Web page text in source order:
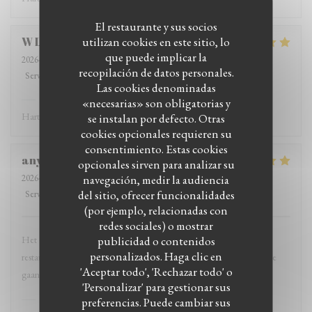
El restaurante y sus socios
utilizan cookies en este sitio, lo
que puede implicar la
recopilación de datos personales.
Las cookies denominadas
«necesarias» son obligatorias y
se instalan por defecto. Otras
cookies opcionales requieren su
consentimiento. Estas cookies
opcionales sirven para analizar su
navegación, medir la audiencia
del sitio, ofrecer funcionalidades
(por ejemplo, relacionadas con
redes sociales) o mostrar
publicidad o contenidos
personalizados. Haga clic en
'Aceptar todo', 'Rechazar todo' o
'Personalizar' para gestionar sus
preferencias. Puede cambiar sus
WL
2026-07-24
- 18:30 - Invitados 2
Servicio
Ambiente:5/5 Menú:5/5 Calidad / Precio
ha respondido a su opinión
Hartelijk dank voor jullie bezoek en de sterren!
anya-catharinaV
2026-07-19
- 16:30 - Invitados 2
Servicio
Ambiente: 5/5 Menú:5/5 Calidad / Precio
Het eten is heerlijk, vers en met liefde bereid. Heel leuk gezellig
restaurabt. Vriendelijke eigenaars. Echt een aanrader om bij sesaMo te
gaan eten.
ha respondido a su opinión